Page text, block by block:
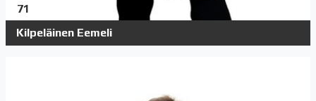
71
Kilpeläinen Eemeli